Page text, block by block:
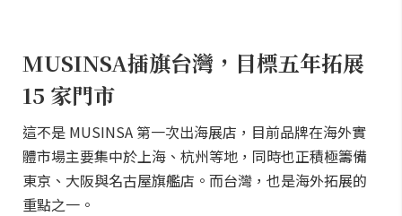
MUSINSA插旗台灣，目標五年拓展
15 家門市
這不是 MUSINSA 第一次出海展店，目前品牌在海外實
體市場主要集中於上海、杭州等地，同時也正積極籌備
東京、大阪與名古屋旗艦店。而台灣，也是海外拓展的
重點之一。